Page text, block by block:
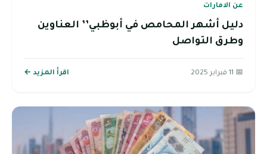
عن الامارات
دليل أشهر المحامص في أبوظبي’’ العناوين
وطرق التواصل
📅 11 فبراير 2025 اقرأ المزيد ←